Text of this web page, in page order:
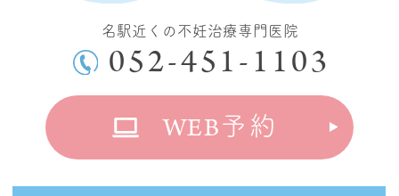
名駅近くの不妊治療専門医院
052-451-1103
WEB予約